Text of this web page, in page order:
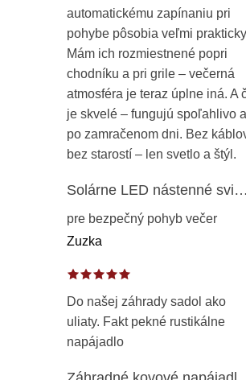
automatickému zapínaniu pri
pohybe pôsobia veľmi
Mám ich rozmiestnené popri
chodníku a pri grile – večerná
atmosféra je teraz úplne iná. A
je skvelé – fungujú spoľahlivo
po zamračenom dni. Bez
bez starostí – len svetlo a štýl.
Solárne LED nástenné svietidlo s pohybovým a súmrakovým senzorom – vonkajšie fasádne osvetlenie IP65
pre bezpečný pohyb večer
Zuzka
Do našej záhrady sadol ako
uliaty. Fakt pekné rustikálne
napájadlo